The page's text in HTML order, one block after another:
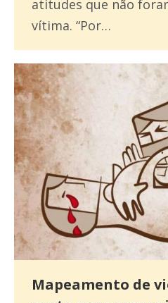
atitudes que não
vítima. “Por…
Mapeamento de